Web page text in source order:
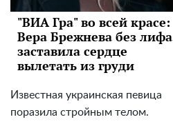
"ВИА Гра" во всей красе:
Вера Брежнева без лифа
заставила сердце
вылетать из груди
Известная украинская певица
поразила стройным телом.